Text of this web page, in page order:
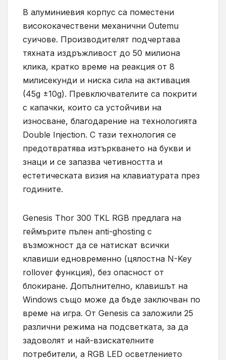
В алуминиевия корпус са поместени
висококачествени механични Outemu
суичове. Производителят подчертава
тяхната издръжливост до 50 милиона
кликa, кратко време на реакция от 8
милисекунди и ниска сила на активация
(45g ±10g). Превключвателите са покрити
с капачки, които са устойчиви на
износване, благодарение на технологията
Double Injection. С тази технология се
предотвратява изтъркването на букви и
знаци и се запазва четивността и
естетическата визия на клавиатурата през
годините.
Genesis Thor 300 TKL RGB предлага на
геймърите пълен anti-ghosting с
възможност да се натискат всички
клавиши едновременно (цялостна N-Key
rollover функция), без опасност от
блокиране. Допълнително, клавишът на
Windows също може да бъде заключван по
време на игра. От Genesis са заложили 25
различни режима на подсветката, за да
задоволят и най-взискателните
потребители, а RGB LED осветлението